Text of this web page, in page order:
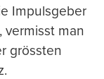
Impulsgeber
vermisst man
grössten